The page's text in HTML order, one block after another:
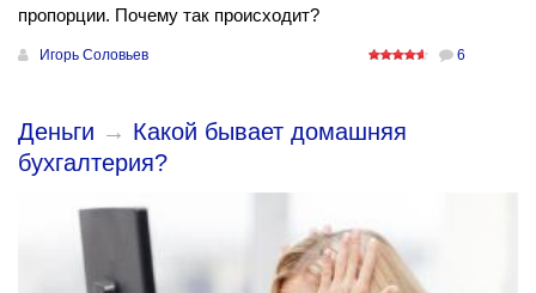
пропорции. Почему так происходит?
Игорь Соловьев 6
Деньги → Какой бывает домашняя
бухгалтерия?